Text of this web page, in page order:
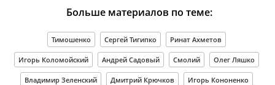
Больше материалов по теме:
Тимошенко Сергей Тигипко Ринат Ахметов
Игорь Коломойский Андрей Садовый Смолий Олег Ляшко
Владимир Зеленский Дмитрий Крючков Игорь Кононенко